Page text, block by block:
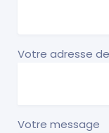
Votre adresse
Votre message